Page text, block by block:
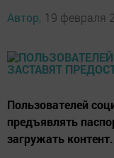
Автор, 19 февраля
Пользователей
предъявлять
загружать контент.